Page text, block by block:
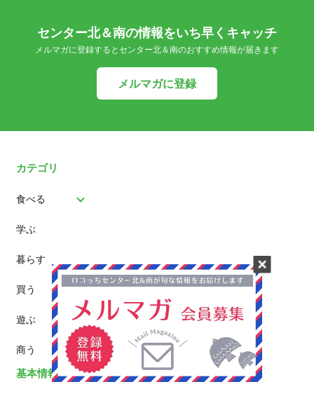
センター北＆南の情報をいち早くキャッチ
メルマガに登録するとセンター北＆南のおすすめ情報が届きます
メルマガに登録
カテゴリ
食べる
パン
スイーツ
ランチ
カフェ
学ぶ
暮らす
買う
遊ぶ
商う
基本情報